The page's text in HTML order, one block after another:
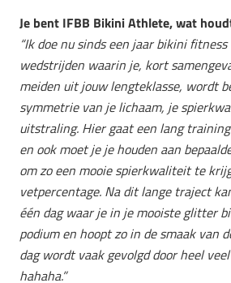
Je bent IFBB Bikini Athlete, wat
“Ik doe nu sinds een jaar bikini
wedstrijden waarin je, kort
meiden uit jouw lengteklasse, wordt
symmetrie van je lichaam, je
uitstraling. Hier gaat een lang
en ook moet je je houden aan
om zo een mooie spierkwaliteit te
vetpercentage. Na dit lange traject
één dag waar je in je mooiste glitter
podium en hoopt zo in de smaak van
dag wordt vaak gevolgd door heel
hahaha.”